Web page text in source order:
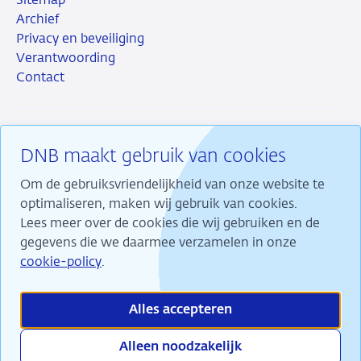
DNB maakt gebruik van cookies
Om de gebruiksvriendelijkheid van onze website te
optimaliseren, maken wij gebruik van cookies.
Lees meer over de cookies die wij gebruiken en de
gegevens die we daarmee verzamelen in onze
cookie-policy.
Alles accepteren
Alleen noodzakelijk
Archief
Privacy en beveiliging
Verantwoording
Contact
RSS InstagramLinkedin
X
Wij maken ons sterk voor financiële stabiliteit en
dragen daarmee bij aan duurzame welvaart in